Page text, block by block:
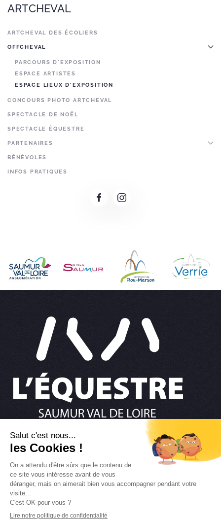
ARTCHEVAL
ARTCHEVAL DES ÉCOLIERS
OFFCHEVAL
PARCOURS D'EXPOSITION
ESPACE ARTISTES
ESPACE LIEUX D'EXPOSITION
CONCOURS PHOTO ARTCHEVAL
SPECTACLE DE NOËL
SPECTACLE ÉQUESTRE
PARTENAIRES
BÉNÉVOLES
INFOS PRATIQUES
NOUS ÉCRIRE